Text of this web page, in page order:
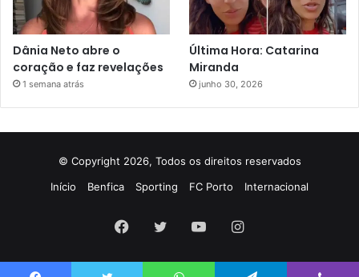
Dânia Neto abre o
coração e faz revelações
1 semana atrás
Última Hora: Catarina
Miranda
junho 30, 2026
© Copyright 2026, Todos os direitos reservados
Início
Benfica Sporting FC Porto Internacional
Facebook
TwitterYouTubeInstagram